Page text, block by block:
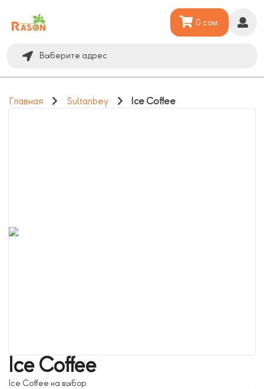
Выберите адрес
0 сом.
Главная Sultanbey Ice Coffee
Ice Coffee
Ice Coffee на выбор